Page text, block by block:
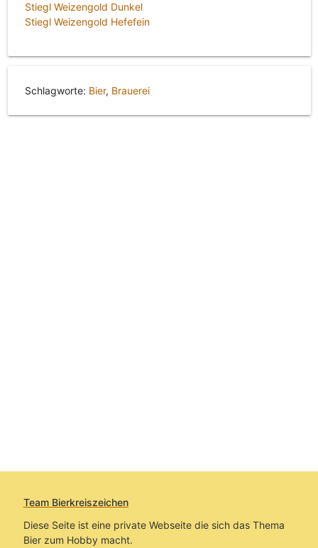
Stiegl Weizengold Dunkel
Stiegl Weizengold Hefefein
Schlagworte: Bier, Brauerei
Team Bierkreiszeichen
Diese Seite ist eine private Webseite die sich das Thema
Bier zum Hobby macht.